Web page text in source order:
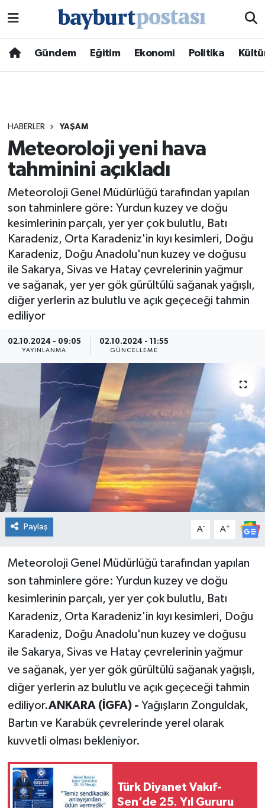
Gündem Eğitim Ekonomi Politika
HABERLER YAŞAM
Meteoroloji yeni hava
tahminini açıkladı
Meteoroloji Genel Müdürlüğü tarafından yapılan
son tahminlere göre: Yurdun kuzey ve doğu
kesimlerinin parçalı, yer yer çok bulutlu, Batı
Karadeniz, Orta Karadeniz'in kıyı kesimleri, Doğu
Karadeniz, Doğu Anadolu'nun kuzey ve doğusu
ile Sakarya, Sivas ve Hatay çevrelerinin yağmur
ve sağanak, yer yer gök gürültülü sağanak yağışlı,
diğer yerlerin az bulutlu ve açık geçeceği tahmin
ediliyor
02.10.2024 - 09:05
YAYINLANMA
02.10.2024 - 11:55
GÜNCELLEME
Paylaş A- A+
Meteoroloji Genel Müdürlüğü tarafından yapılan
son tahminlere göre: Yurdun kuzey ve doğu
kesimlerinin parçalı, yer yer çok bulutlu, Batı
Karadeniz, Orta Karadeniz'in kıyı kesimleri, Doğu
Karadeniz, Doğu Anadolu'nun kuzey ve doğusu
ile Sakarya, Sivas ve Hatay çevrelerinin yağmur
ve sağanak, yer yer gök gürültülü sağanak yağışlı,
diğer yerlerin az bulutlu ve açık geçeceği tahmin
ediliyor.ANKARA (İGFA) - Yağışların Zonguldak,
Bartın ve Karabük çevrelerinde yerel olarak
kuvvetli olması bekleniyor.
Türk Diyanet Vakıf-
Sen’de 25. Yıl Gururu
Hava Durumu
Süper Lig Puan Durumu ve Fikstür
Tüm Manşetler
Son Dakika Haberleri
Haber Arşivi